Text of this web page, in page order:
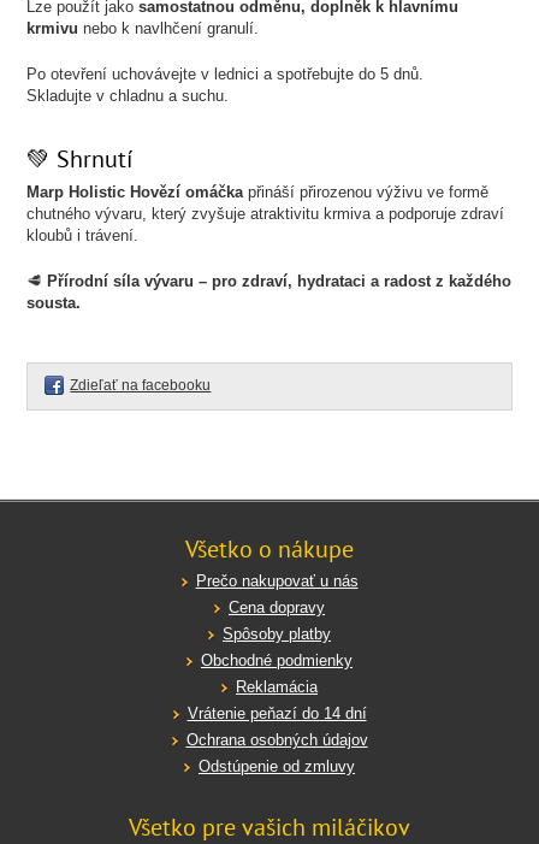
Lze použít jakosamostatnou odměnu, doplněk k hlavnímu
krmivu nebo k navlhčení granulí.
Po otevření uchovávejte v lednici a spotřebujte do 5 dnů.
Skladujte v chladnu a suchu.
💚 Shrnutí
Marp Holistic Hovězí omáčkapřináší přirozenou výživu ve formě
chutného vývaru, který zvyšuje atraktivitu krmiva a podporuje zdraví
kloubů i trávení.
🥩 Přírodní síla vývaru – pro zdraví, hydrataci a radost z každého
sousta.
Zdieľať na facebooku
Všetko o nákupe
Prečo nakupovať u nás
Cena dopravy
Spôsoby platby
Obchodné podmienky
Reklamácia
Vrátenie peňazí do 14 dní
Ochrana osobných údajov
Odstúpenie od zmluvy
Všetko pre vašich miláčikov